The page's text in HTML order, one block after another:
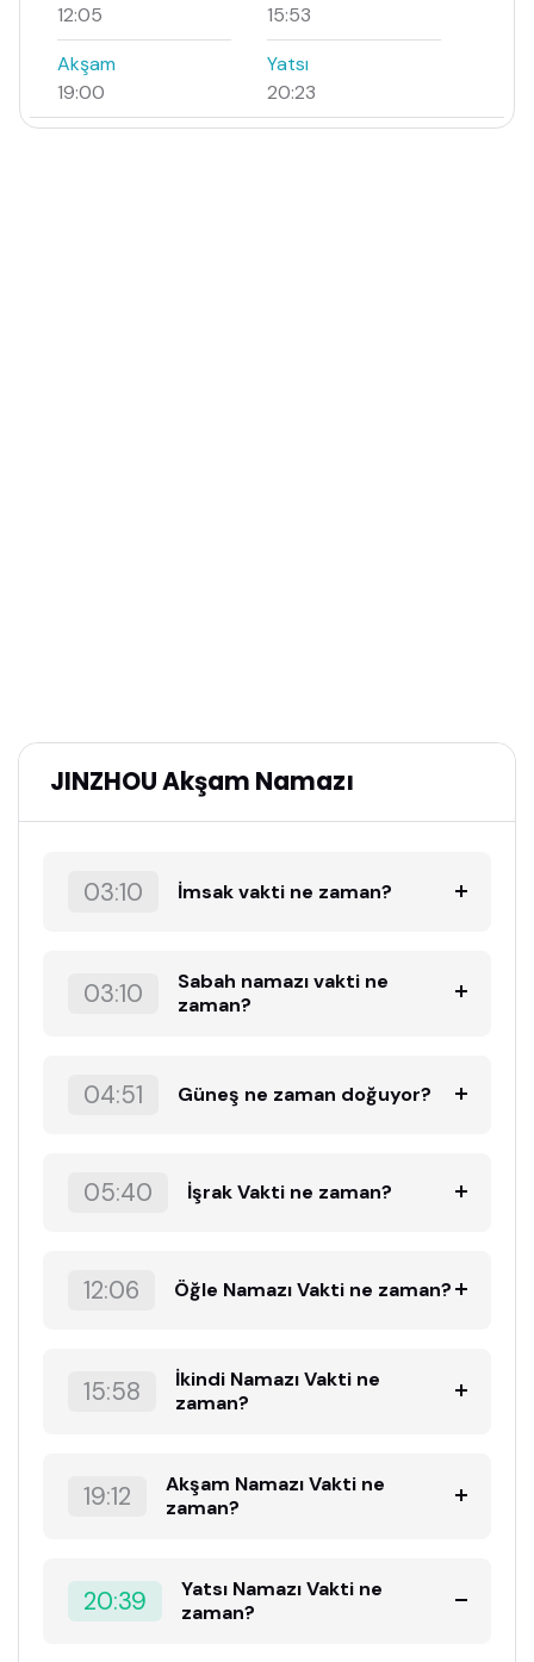
12:05
15:53
Akşam
19:00
Yatsı
20:23
JINZHOU Akşam Namazı
03:10 İmsak vakti ne zaman?
03:10
Sabah namazı vakti ne
zaman?
04:51 Güneş ne zaman doğuyor?
05:40 İşrak Vakti ne zaman?
12:06 Öğle Namazı Vakti ne zaman?
15:58
İkindi Namazı Vakti ne
zaman?
19:12
Akşam Namazı Vakti ne
zaman?
20:39
Yatsı Namazı Vakti ne
zaman?